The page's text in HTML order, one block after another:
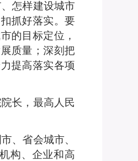
怎样建设城市
抓好落实。要
的目标定位，
质量；深刻把
提高落实各项
长，最高人民
、省会城市、
构、企业和高